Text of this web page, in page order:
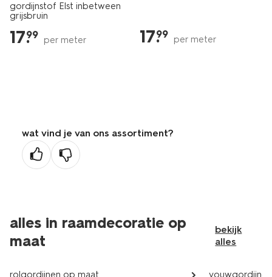
gordijnstof Elst inbetween
grijsbruin
17.
99 per meter 17.
99 per meter
wat vind je van ons assortiment?
alles in raamdecoratie op
maat
bekijk
alles
rolgordijnen op maat